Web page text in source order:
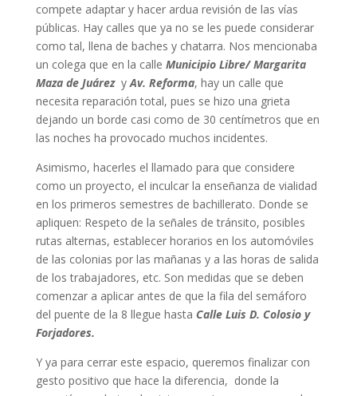
compete adaptar y hacer ardua revisión de las vías
públicas. Hay calles que ya no se les puede considerar
como tal, llena de baches y chatarra. Nos mencionaba
un colega que en la calle Municipio Libre/ Margarita
Maza de Juárez yAv. Reforma, hay un calle que
necesita reparación total, pues se hizo una grieta
dejando un borde casi como de 30 centímetros que en
las noches ha provocado muchos incidentes.
Asimismo, hacerles el llamado para que considere
como un proyecto, el inculcar la enseñanza de vialidad
en los primeros semestres de bachillerato. Donde se
apliquen: Respeto de la señales de tránsito, posibles
rutas alternas, establecer horarios en los automóviles
de las colonias por las mañanas y a las horas de salida
de los trabajadores, etc. Son medidas que se deben
comenzar a aplicar antes de que la fila del semáforo
del puente de la 8 llegue hasta Calle Luis D. Colosio y
Forjadores.
Y ya para cerrar este espacio, queremos finalizar con
gesto positivo que hace la diferencia, donde la